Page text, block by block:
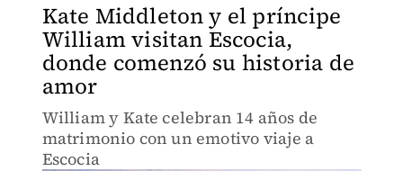
Kate Middleton y el príncipe
William visitan Escocia,
donde comenzó su historia de
amor
William y Kate celebran 14 años de
matrimonio con un emotivo viaje a
Escocia